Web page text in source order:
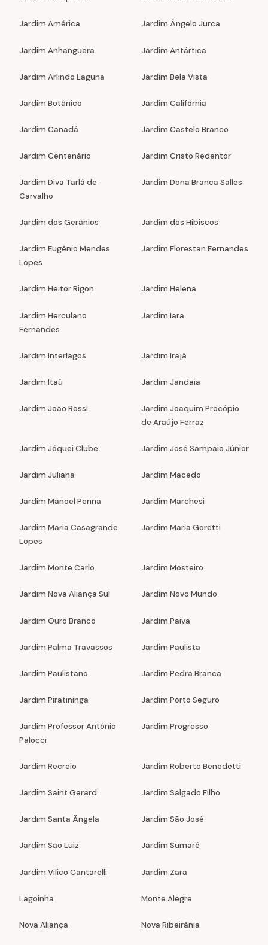
Jardim América Jardim Ângelo Jurca
Jardim Anhanguera Jardim Antártica
Jardim Arlindo Laguna Jardim Bela Vista
Jardim Botânico Jardim Califórnia
Jardim Canadá Jardim Castelo Branco
Jardim Centenário Jardim Cristo Redentor
Jardim Diva Tarlá de
Carvalho
Jardim Dona Branca Salles
Jardim dos Gerânios Jardim dos Hibiscos
Jardim Eugênio Mendes
Lopes
Jardim Florestan Fernandes
Jardim Heitor Rigon Jardim Helena
Jardim Herculano
Fernandes
Jardim Iara
Jardim Interlagos Jardim Irajá
Jardim Itaú Jardim Jandaia
Jardim João Rossi
Jardim Joaquim Procópio
de Araújo Ferraz
Jardim Jóquei Clube Jardim José Sampaio Júnior
Jardim Juliana Jardim Macedo
Jardim Manoel Penna Jardim Marchesi
Jardim Maria Casagrande
Lopes
Jardim Maria Goretti
Jardim Monte Carlo Jardim Mosteiro
Jardim Nova Aliança Sul Jardim Novo Mundo
Jardim Ouro Branco Jardim Paiva
Jardim Palma Travassos Jardim Paulista
Jardim Paulistano Jardim Pedra Branca
Jardim Piratininga Jardim Porto Seguro
Jardim Professor Antônio
Palocci
Jardim Progresso
Jardim Recreio Jardim Roberto Benedetti
Jardim Saint Gerard Jardim Salgado Filho
Jardim Santa Ângela Jardim São José
Jardim São Luiz Jardim Sumaré
Jardim Vilico Cantarelli Jardim Zara
Lagoinha Monte Alegre
Nova Aliança Nova Ribeirânia